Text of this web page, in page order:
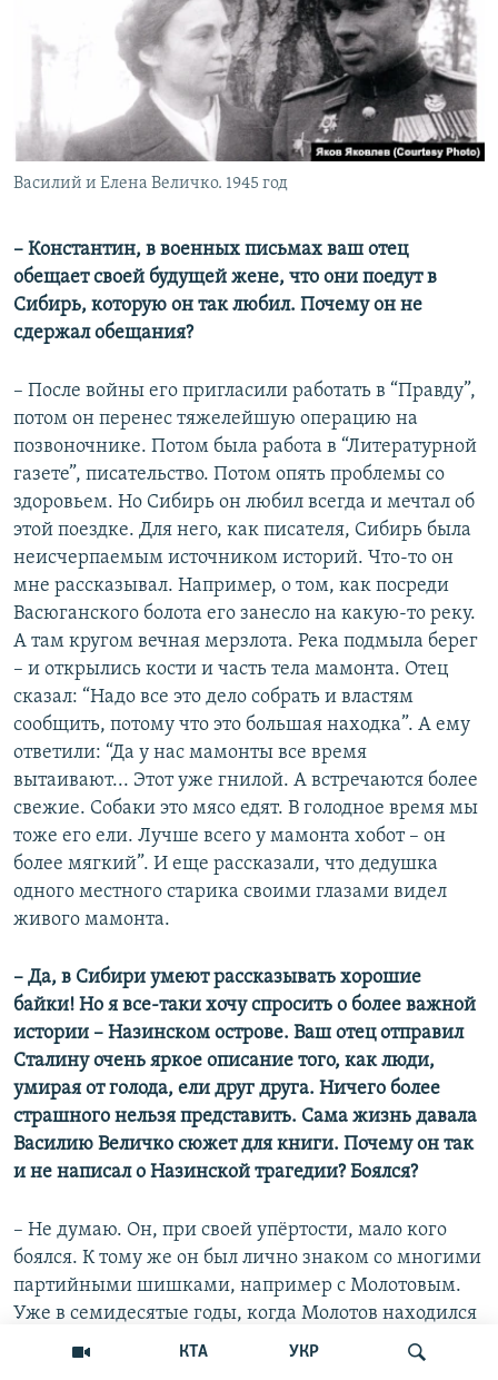
КТА УКР
Василий и Елена Величко. 1945 год
– Константин, в военных письмах ваш отец
обещает своей будущей жене, что они поедут в
Сибирь, которую он так любил. Почему он не
сдержал обещания?
– После войны его пригласили работать в “Правду”,
потом он перенес тяжелейшую операцию на
позвоночнике. Потом была работа в “Литературной
газете”, писательство. Потом опять проблемы со
здоровьем. Но Сибирь он любил всегда и мечтал об
этой поездке. Для него, как писателя, Сибирь была
неисчерпаемым источником историй. Что-то он
мне рассказывал. Например, о том, как посреди
Васюганского болота его занесло на какую-то реку.
А там кругом вечная мерзлота. Река подмыла берег
– и открылись кости и часть тела мамонта. Отец
сказал: “Надо все это дело собрать и властям
сообщить, потому что это большая находка”. А ему
ответили: “Да у нас мамонты все время
вытаивают... Этот уже гнилой. А встречаются более
свежие. Собаки это мясо едят. В голодное время мы
тоже его ели. Лучше всего у мамонта хобот – он
более мягкий”. И еще рассказали, что дедушка
одного местного старика своими глазами видел
живого мамонта.
– Да, в Сибири умеют рассказывать хорошие
байки! Но я все-таки хочу спросить о более важной
истории – Назинском острове. Ваш отец отправил
Сталину очень яркое описание того, как люди,
умирая от голода, ели друг друга. Ничего более
страшного нельзя представить. Сама жизнь давала
Василию Величко сюжет для книги. Почему он так
и не написал о Назинской трагедии? Боялся?
– Не думаю. Он, при своей упёртости, мало кого
боялся. К тому же он был лично знаком со многими
партийными шишками, например с Молотовым.
Уже в семидесятые годы, когда Молотов находился
в опале, отец ездил к нему в гости на какую-то